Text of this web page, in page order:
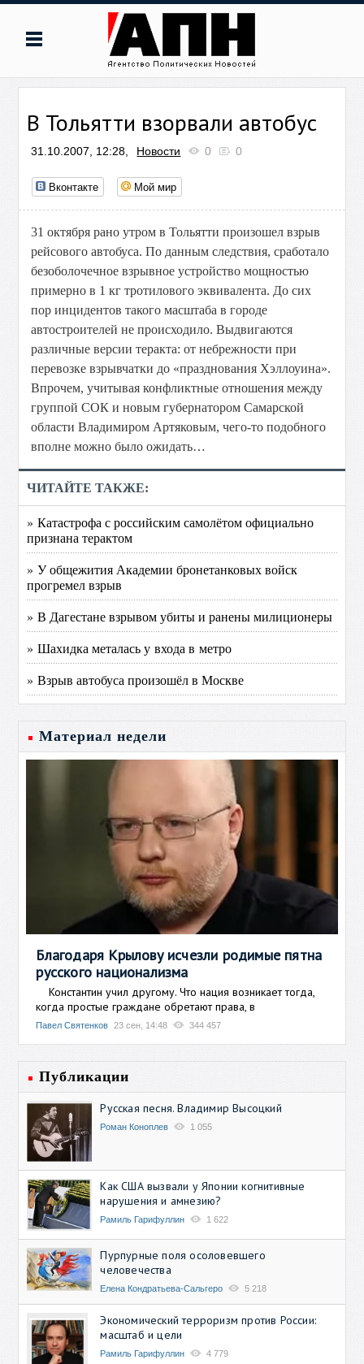
В Тольятти взорвали автобус
31.10.2007, 12:28, Новости 0 0
Вконтакте Мой мир
31 октября рано утром в Тольятти произошел взрыв
рейсового автобуса. По данным следствия, сработало
безоболочечное взрывное устройство мощностью
примерно в 1 кг тротилового эквивалента. До сих
пор инцидентов такого масштаба в городе
автостроителей не происходило. Выдвигаются
различные версии теракта: от небрежности при
перевозке взрывчатки до «празднования Хэллоуина».
Впрочем, учитывая конфликтные отношения между
группой СОК и новым губернатором Самарской
области Владимиром Артяковым, чего-то подобного
вполне можно было ожидать…
ЧИТАЙТЕ ТАКЖЕ:
» Катастрофа с российским самолётом официально
признана терактом
» У общежития Академии бронетанковых войск
прогремел взрыв
» В Дагестане взрывом убиты и ранены милиционеры
» Шахидка металась у входа в метро
» Взрыв автобуса произошёл в Москве
Материал недели
Благодаря Крылову исчезли родимые пятна
русского национализма
Константин учил другому. Что нация возникает тогда,
когда простые граждане обретают права, в
Павел Святенков 23 сен, 14:48 344 457
Публикации
Русская песня. Владимир Высоцкий
Роман Коноплев 1 055
Как США вызвали у Японии когнитивные
нарушения и амнезию?
Рамиль Гарифуллин 1 622
Пурпурные поля осоловевшего
человечества
Елена Кондратьева-Сальгеро 5 218
Экономический терроризм против России:
масштаб и цели
Рамиль Гарифуллин 4 779